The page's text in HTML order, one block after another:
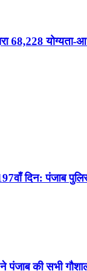
68,228 योग्यता-
दिन: पंजाब
पंजाब की सभी